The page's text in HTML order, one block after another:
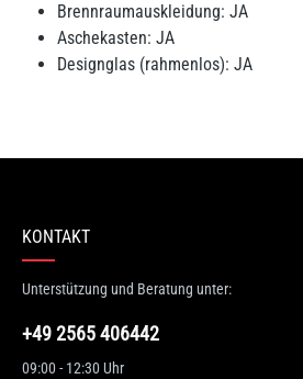
Brennraumauskleidung: JA
Aschekasten: JA
Designglas (rahmenlos): JA
Sie Ihre Erfahrungen mit anderen Kunden.
KONTAKT
Unterstützung und Beratung unter:
+49 2565 406442
09:00 - 12:30 Uhr